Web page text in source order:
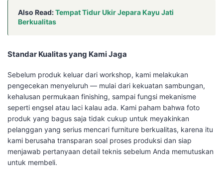
Also Read:Tempat Tidur Ukir Jepara Kayu Jati
Berkualitas
Standar Kualitas yang Kami Jaga
Sebelum produk keluar dari workshop, kami melakukan
pengecekan menyeluruh — mulai dari kekuatan sambungan,
kehalusan permukaan finishing, sampai fungsi mekanisme
seperti engsel atau laci kalau ada. Kami paham bahwa foto
produk yang bagus saja tidak cukup untuk meyakinkan
pelanggan yang serius mencari furniture berkualitas, karena itu
kami berusaha transparan soal proses produksi dan siap
menjawab pertanyaan detail teknis sebelum Anda memutuskan
untuk membeli.